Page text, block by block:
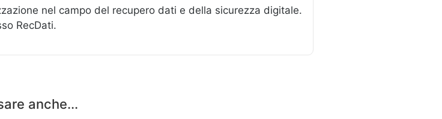
nel campo del recupero dati e della sicurezza digitale.
RecDati.
anche...